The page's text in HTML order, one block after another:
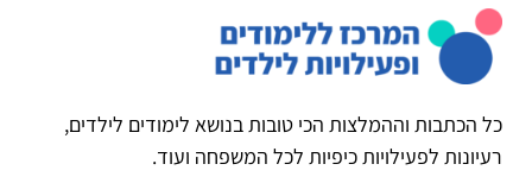
כל הכתבות וההמלצות הכי טובות בנושא לימודים לילדים,
רעיונות לפעילויות כיפיות לכל המשפחה ועוד.